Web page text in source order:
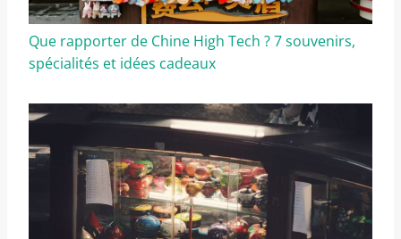
Que rapporter de Chine High Tech ? 7 souvenirs,
spécialités et idées cadeaux